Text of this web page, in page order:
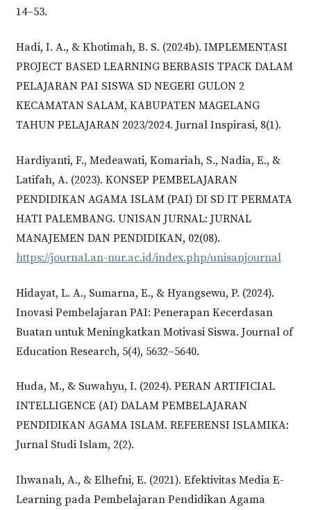
14–53.
Hadi, I. A., & Khotimah, B. S. (2024b). IMPLEMENTASI
PROJECT BASED LEARNING BERBASIS TPACK DALAM
PELAJARAN PAI SISWA SD NEGERI GULON 2
KECAMATAN SALAM, KABUPATEN MAGELANG
TAHUN PELAJARAN 2023/2024. Jurnal Inspirasi, 8(1).
Hardiyanti, F., Medeawati, Komariah, S., Nadia, E., &
Latifah, A. (2023). KONSEP PEMBELAJARAN
PENDIDIKAN AGAMA ISLAM (PAI) DI SD IT PERMATA
HATI PALEMBANG. UNISAN JURNAL: JURNAL
MANAJEMEN DAN PENDIDIKAN, 02(08).
https://journal.an-nur.ac.id/index.php/unisanjournal
Hidayat, L. A., Sumarna, E., & Hyangsewu, P. (2024).
Inovasi Pembelajaran PAI: Penerapan Kecerdasan
Buatan untuk Meningkatkan Motivasi Siswa. Journal of
Education Research, 5(4), 5632–5640.
Huda, M., & Suwahyu, I. (2024). PERAN ARTIFICIAL
INTELLIGENCE (AI) DALAM PEMBELAJARAN
PENDIDIKAN AGAMA ISLAM. REFERENSI ISLAMIKA:
Jurnal Studi Islam, 2(2).
Ihwanah, A., & Elhefni, E. (2021). Efektivitas Media E-
Learning pada Pembelajaran Pendidikan Agama